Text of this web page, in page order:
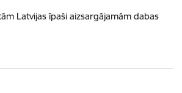
Latvijas īpaši aizsargājamām dabas